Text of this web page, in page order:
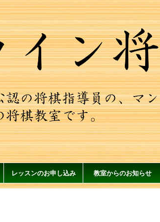
レッスンのお申し込み 教室からのお知らせ